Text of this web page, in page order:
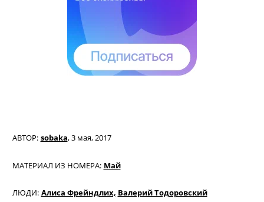
лицо и стекло в пуантах —
слишком банально для
Тодоровского.